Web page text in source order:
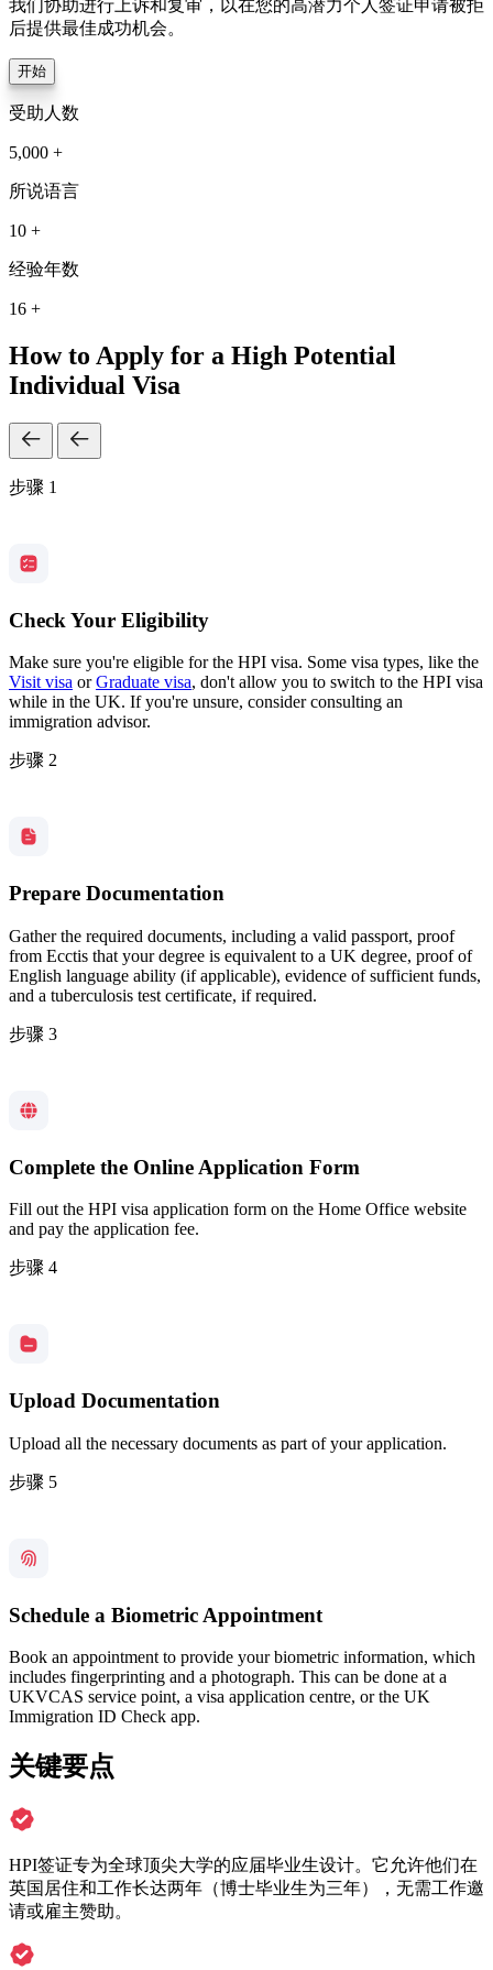
我们协助进行上诉和复审，以在您的高潜力个人签证申请被拒
后提供最佳成功机会。
开始
受助人数
5,000 +
所说语言
10 +
经验年数
16 +
How to Apply for a High Potential
Individual Visa
步骤 1
Check Your Eligibility
Make sure you're eligible for the HPI visa. Some visa types, like the
Visit visa orGraduate visa, don't allow you to switch to the HPI visa
while in the UK. If you're unsure, consider consulting an
immigration advisor.
步骤 2
Prepare Documentation
Gather the required documents, including a valid passport, proof
from Ecctis that your degree is equivalent to a UK degree, proof of
English language ability (if applicable), evidence of sufficient funds,
and a tuberculosis test certificate, if required.
步骤 3
Complete the Online Application Form
Fill out the HPI visa application form on the Home Office website
and pay the application fee.
步骤 4
Upload Documentation
Upload all the necessary documents as part of your application.
步骤 5
Schedule a Biometric Appointment
Book an appointment to provide your biometric information, which
includes fingerprinting and a photograph. This can be done at a
UKVCAS service point, a visa application centre, or the UK
Immigration ID Check app.
关键要点
HPI签证专为全球顶尖大学的应届毕业生设计。它允许他们在
英国居住和工作长达两年（博士毕业生为三年），无需工作邀
请或雇主赞助。